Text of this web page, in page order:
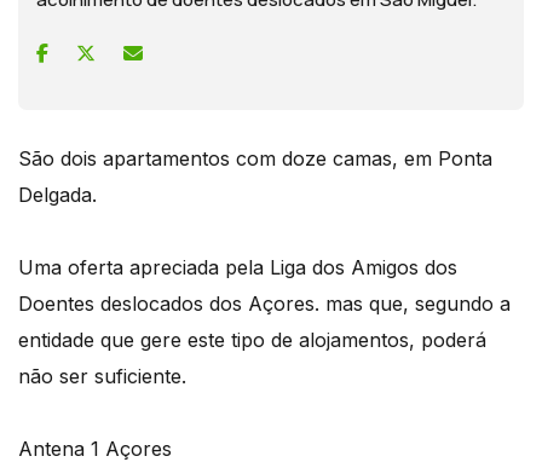
São dois apartamentos com doze camas, em Ponta
Delgada.
Uma oferta apreciada pela Liga dos Amigos dos
Doentes deslocados dos Açores. mas que, segundo a
entidade que gere este tipo de alojamentos, poderá
não ser suficiente.
Antena 1 Açores